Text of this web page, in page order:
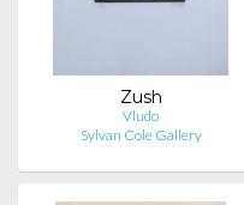
Zush
Vludo
Sylvan Cole Gallery